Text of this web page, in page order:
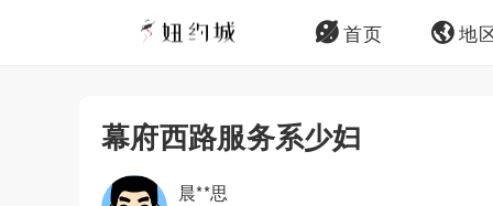
首页 地
幕府西路服务系少妇
晨**思